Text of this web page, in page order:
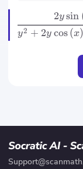
y2 + 2y cos (x)
2y sin